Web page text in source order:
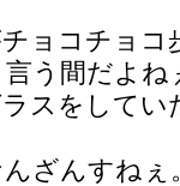
ョコチョコ
う間だよね
スをしてい
ざんすねぇ